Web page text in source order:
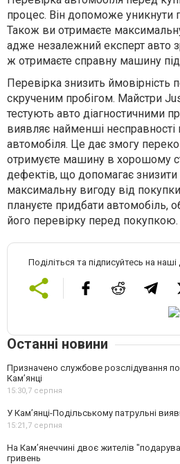
процес. Він допоможе уникнути
Також ви отримаєте
адже незалежний експерт авто
ж отримаєте справну машину
Перевірка знизить ймовірність
скрученим пробігом. Майстри
тестують авто діагностичними
виявляє найменші
автомобіля. Це дає змогу
отримуєте машину в хорошому
дефектів, що допомагає
максимальну вигоду від
плануєте придбати автомобіль,
його перевірку перед покупкою.
Поділіться та підписуйтесь на
Останні новини
Призначено службове розслідування
Кам’янці
15:30,7 серпня
У Кам’янці-Подільському патрульні
15:21,7 серпня
На Камʼянеччині двоє жителів
гривень